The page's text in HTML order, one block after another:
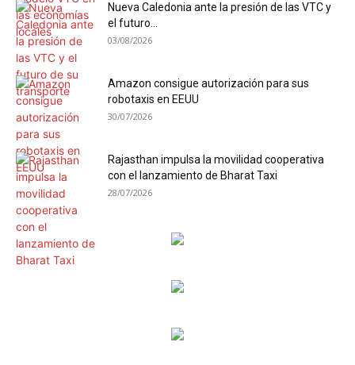
Nueva Caledonia ante la presión de las VTC y
el futuro...
03/08/2026
Amazon consigue autorización para sus
robotaxis en EEUU
30/07/2026
Rajasthan impulsa la movilidad cooperativa
con el lanzamiento de Bharat Taxi
28/07/2026